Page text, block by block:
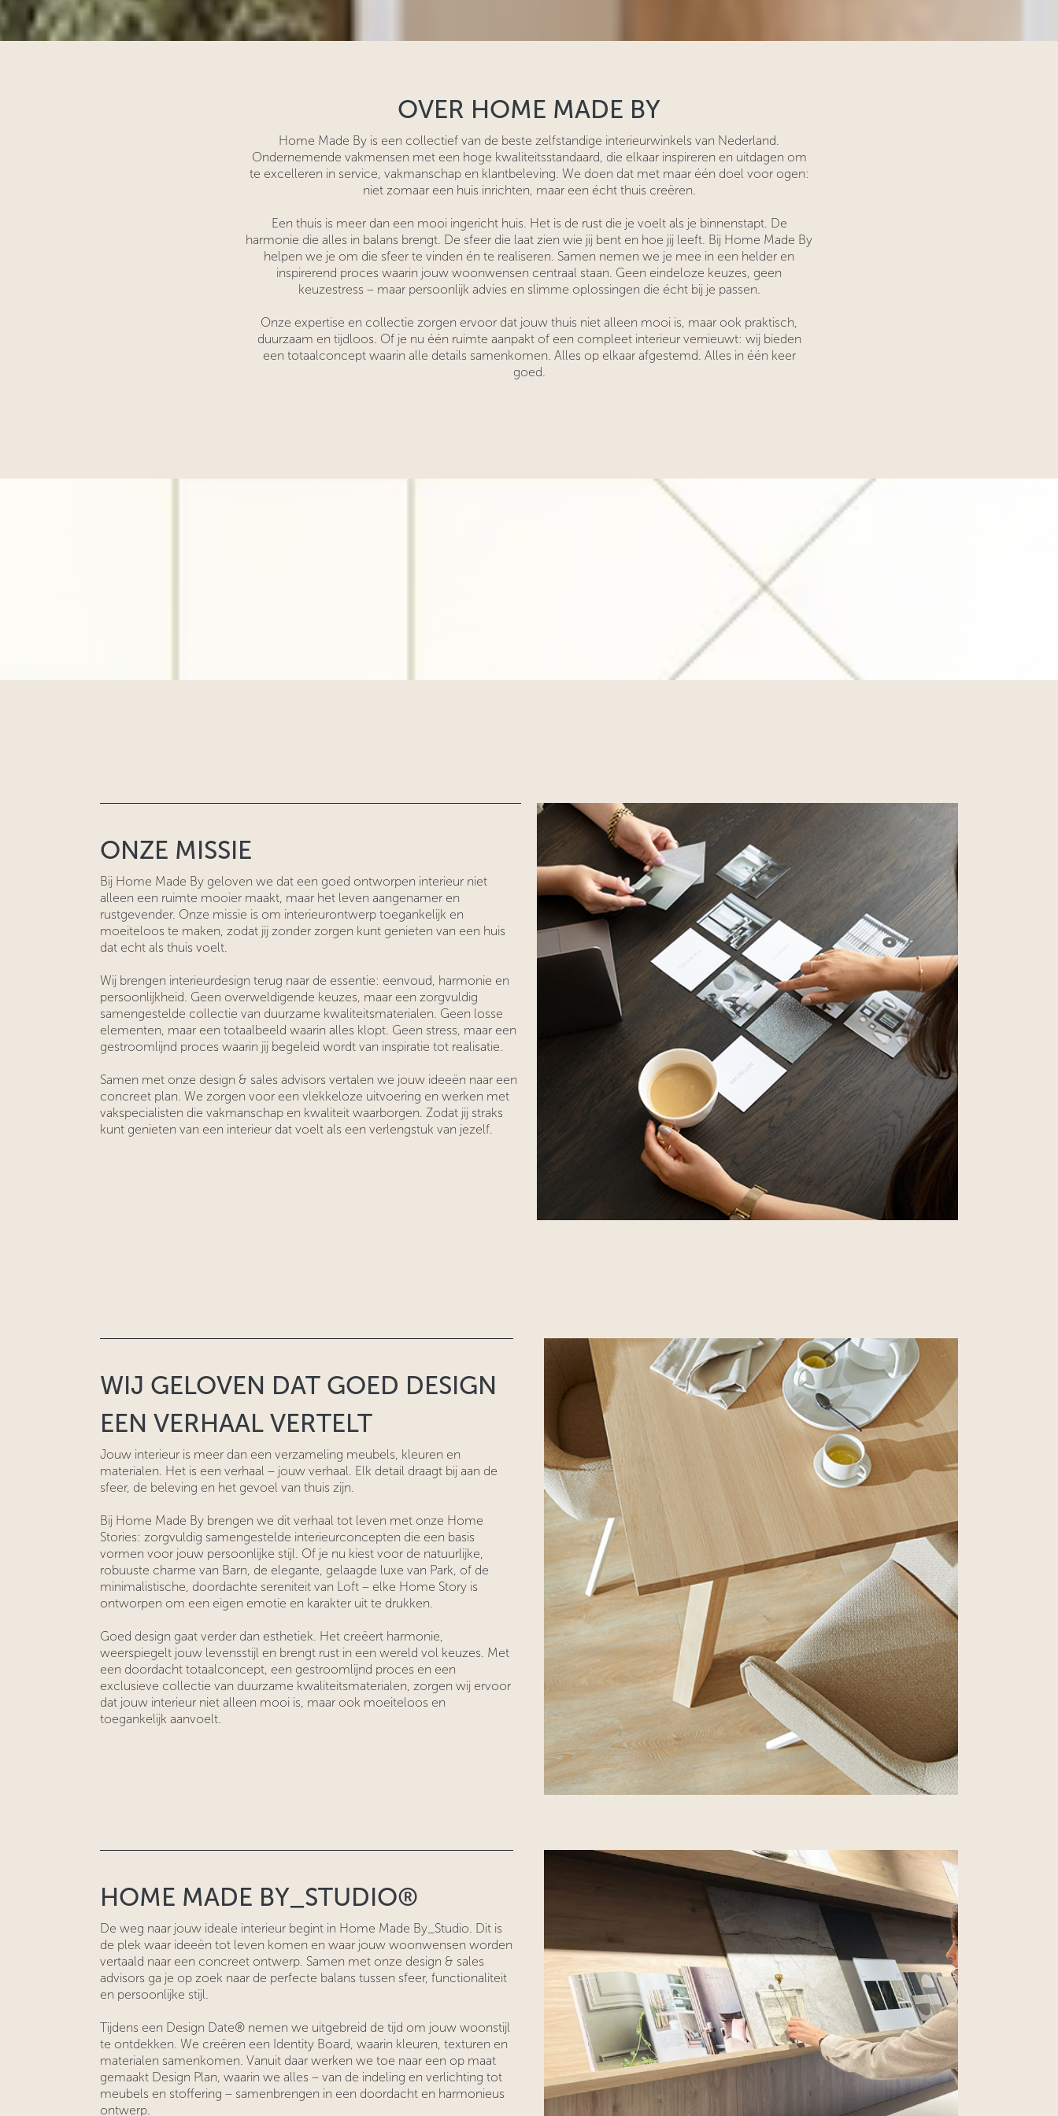
OVER HOME MADE BY
Home Made By is een collectief van de beste zelfstandige interieurwinkels van Nederland.
Ondernemende vakmensen met een hoge kwaliteitsstandaard, die elkaar inspireren en uitdagen om
te excelleren in service, vakmanschap en klantbeleving. We doen dat met maar één doel voor ogen:
niet zomaar een huis inrichten, maar een écht thuis creëren.
Een thuis is meer dan een mooi ingericht huis. Het is de rust die je voelt als je binnenstapt. De
harmonie die alles in balans brengt. De sfeer die laat zien wie jij bent en hoe jij leeft. Bij Home Made By
helpen we je om die sfeer te vinden én te realiseren. Samen nemen we je mee in een helder en
inspirerend proces waarin jouw woonwensen centraal staan. Geen eindeloze keuzes, geen
keuzestress – maar persoonlijk advies en slimme oplossingen die écht bij je passen.
Onze expertise en collectie zorgen ervoor dat jouw thuis niet alleen mooi is, maar ook praktisch,
duurzaam en tijdloos. Of je nu één ruimte aanpakt of een compleet interieur vernieuwt: wij bieden
een totaalconcept waarin alle details samenkomen. Alles op elkaar afgestemd. Alles in één keer
goed.
ONZE MISSIE
Bij Home Made By geloven we dat een goed ontworpen interieur niet
alleen een ruimte mooier maakt, maar het leven aangenamer en
rustgevender. Onze missie is om interieurontwerp toegankelijk en
moeiteloos te maken, zodat jij zonder zorgen kunt genieten van een huis
dat echt als thuis voelt.
Wij brengen interieurdesign terug naar de essentie: eenvoud, harmonie en
persoonlijkheid. Geen overweldigende keuzes, maar een zorgvuldig
samengestelde collectie van duurzame kwaliteitsmaterialen. Geen losse
elementen, maar een totaalbeeld waarin alles klopt. Geen stress, maar een
gestroomlijnd proces waarin jij begeleid wordt van inspiratie tot realisatie.
Samen met onze design & sales advisors vertalen we jouw ideeën naar een
concreet plan. We zorgen voor een vlekkeloze uitvoering en werken met
vakspecialisten die vakmanschap en kwaliteit waarborgen. Zodat jij straks
kunt genieten van een interieur dat voelt als een verlengstuk van jezelf.
WIJ GELOVEN DAT GOED DESIGN
EEN VERHAAL VERTELT
Jouw interieur is meer dan een verzameling meubels, kleuren en
materialen. Het is een verhaal – jouw verhaal. Elk detail draagt bij aan de
sfeer, de beleving en het gevoel van thuis zijn.
Bij Home Made By brengen we dit verhaal tot leven met onze Home
Stories: zorgvuldig samengestelde interieurconcepten die een basis
vormen voor jouw persoonlijke stijl. Of je nu kiest voor de natuurlijke,
robuuste charme van Barn, de elegante, gelaagde luxe van Park, of de
minimalistische, doordachte sereniteit van Loft – elke Home Story is
ontworpen om een eigen emotie en karakter uit te drukken.
Goed design gaat verder dan esthetiek. Het creëert harmonie,
weerspiegelt jouw levensstijl en brengt rust in een wereld vol keuzes. Met
een doordacht totaalconcept, een gestroomlijnd proces en een
exclusieve collectie van duurzame kwaliteitsmaterialen, zorgen wij ervoor
dat jouw interieur niet alleen mooi is, maar ook moeiteloos en
toegankelijk aanvoelt.
HOME MADE BY_STUDIO®
De weg naar jouw ideale interieur begint in Home Made By_Studio. Dit is
de plek waar ideeën tot leven komen en waar jouw woonwensen worden
vertaald naar een concreet ontwerp. Samen met onze design & sales
advisors ga je op zoek naar de perfecte balans tussen sfeer, functionaliteit
en persoonlijke stijl.
Tijdens een Design Date® nemen we uitgebreid de tijd om jouw woonstijl
te ontdekken. We creëren een Identity Board, waarin kleuren, texturen en
materialen samenkomen. Vanuit daar werken we toe naar een op maat
gemaakt Design Plan, waarin we alles – van de indeling en verlichting tot
meubels en stoffering – samenbrengen in een doordacht en harmonieus
ontwerp.